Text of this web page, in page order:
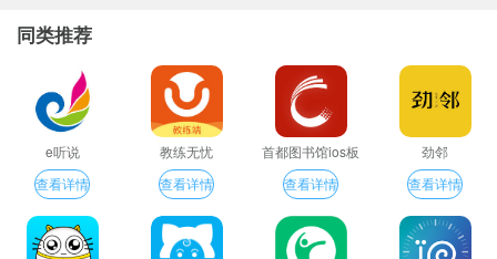
同类推荐
e听说
查看详情
教练无忧
查看详情
首都图书馆ios板
查看详情
劲邻
查看详情